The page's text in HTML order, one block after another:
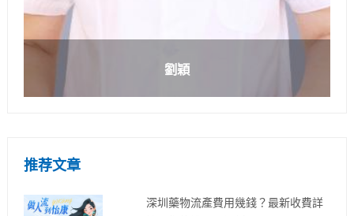
劉穎
推荐文章
深圳藥物流產費用幾錢？最新收費詳